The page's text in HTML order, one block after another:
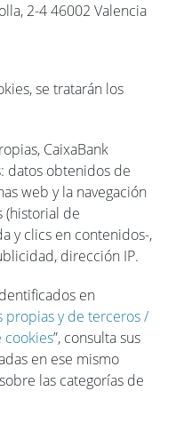
2-4 46002 Valencia
se tratarán los
CaixaBank
datos obtenidos de
web y la navegación
(historial de
y clics en contenidos-,
dirección IP.
en
propias y de terceros /
cookies”, consulta sus
en ese mismo
las categorías de